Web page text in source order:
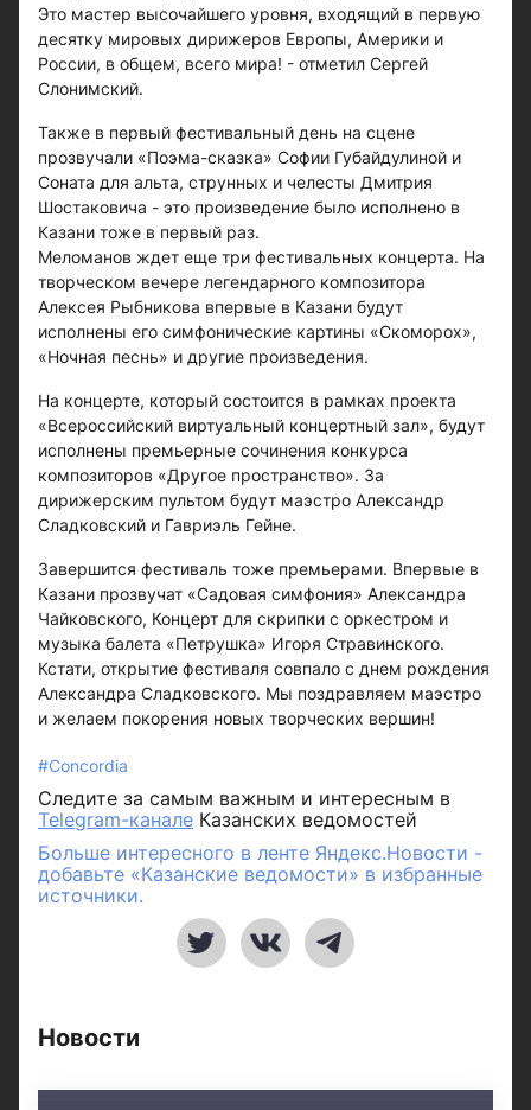
Это мастер высочайшего уровня, входящий в первую
десятку мировых дирижеров Европы, Америки и
России, в общем, всего мира! - отметил Сергей
Слонимский.
Также в первый фестивальный день на сцене
прозвучали «Поэма-сказка» Софии Губайдулиной и
Соната для альта, струнных и челесты Дмитрия
Шостаковича - это произведение было исполнено в
Казани тоже в первый раз.
Меломанов ждет еще три фестивальных концерта. На
творческом вечере легендарного композитора
Алексея Рыбникова впервые в Казани будут
исполнены его симфонические картины «Скоморох»,
«Ночная песнь» и другие произведения.
На концерте, который состоится в рамках проекта
«Всероссийский виртуальный концертный зал», будут
исполнены премьерные сочинения конкурса
композиторов «Другое пространство». За
дирижерским пультом будут маэстро Александр
Сладковский и Гавриэль Гейне.
Завершится фестиваль тоже премьерами. Впервые в
Казани прозвучат «Садовая симфония» Александра
Чайковского, Концерт для скрипки с оркестром и
музыка балета «Петрушка» Игоря Стравинского.
Кстати, открытие фестиваля совпало с днем рождения
Александра Сладковского. Мы поздравляем маэстро
и желаем покорения новых творческих вершин!
#Concordia
Следите за самым важным и интересным в
Telegram-канале Казанских ведомостей
Больше интересного в ленте Яндекс.Новости -
добавьте «Казанские ведомости» в избранные
источники.
Новости